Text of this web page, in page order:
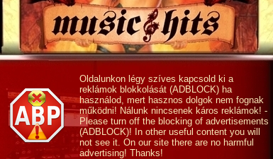
Oldalunkon légy szíves kapcsold ki a
reklámok blokkolását (ADBLOCK) ha
használod, mert hasznos dolgok nem fognak
működni! Nálunk nincsenek káros reklámok! -
Please turn off the blocking of advertisements
(ADBLOCK)! In other useful content you will
not see it. On our site there are no harmful
advertising! Thanks!